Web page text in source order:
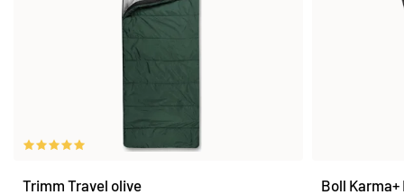
Trimm Travel olive Boll